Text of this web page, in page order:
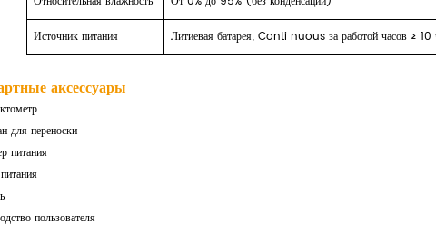
Источник питания Литиевая батарея; Conti nuousза работойчасов≥ 10
аксессуары
для переноски
питания
пользователя